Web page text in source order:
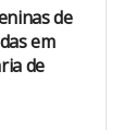
de
em
de